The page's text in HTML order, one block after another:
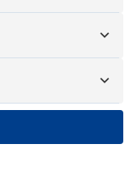
können eine Gebühr und
die Sie benötigen.
10000